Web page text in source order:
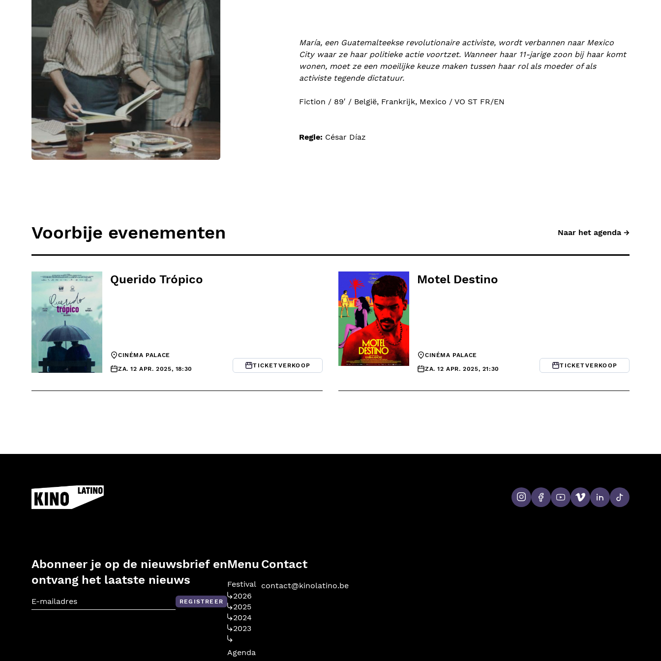
María, een Guatemalteekse revolutionaire activiste, wordt verbannen naar Mexico
City waar ze haar politieke actie voortzet. Wanneer haar 11-jarige zoon bij haar komt
wonen, moet ze een moeilijke keuze maken tussen haar rol als moeder of als
activiste tegende dictatuur.
Fiction / 89′ / België, Frankrijk, Mexico / VO ST FR/EN
Regie: César Díaz
Voorbije evenementen Naar het agenda →
Querido Trópico
CINÉMA PALACE
ZA. 12 APR. 2025, 18:30
TICKETVERKOOP
Motel Destino
CINÉMA PALACE
ZA. 12 APR. 2025, 21:30
TICKETVERKOOP
Abonneer je op de nieuwsbrief en
ontvang het laatste nieuws
E-mailadres REGISTREER
Menu
Festival
2026
2025
2024
2023
Agenda
Contact
contact@kinolatino.be